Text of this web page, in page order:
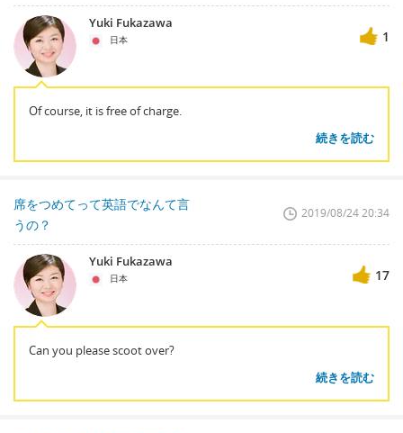
Yuki Fukazawa
日本 1
Of course, it is free of charge.
続きを読む
席をつめてって英語でなんて言
うの？
2019/08/24 20:34
Yuki Fukazawa
日本 17
Can you please scoot over?
続きを読む